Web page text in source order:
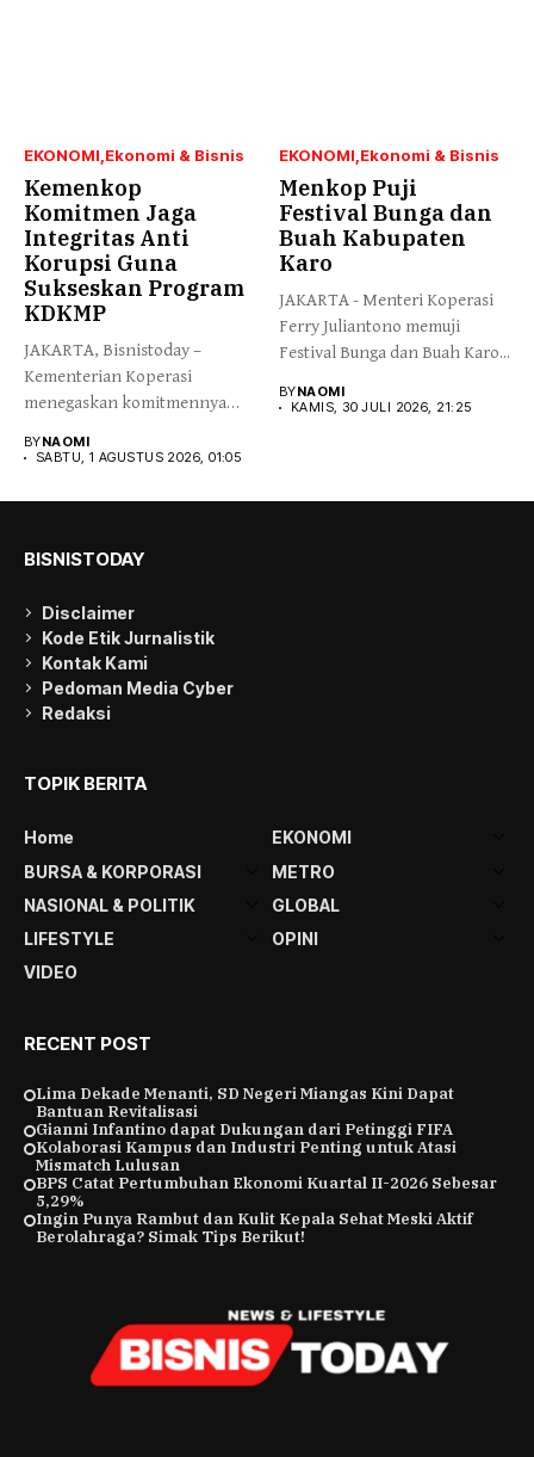
EKONOMI Ekonomi & Bisnis
Kemenkop
Komitmen Jaga
Integritas Anti
Korupsi Guna
Sukseskan Program
KDKMP
JAKARTA, Bisnistoday –
Kementerian Koperasi
menegaskan komitmennya
kepercayaan publik...
BYNAOMI
SABTU, 1 AGUSTUS 2026, 01:05
EKONOMI Ekonomi & Bisnis
Menkop Puji
Festival Bunga dan
Buah Kabupaten
Karo
JAKARTA - Menteri Koperasi
Ferry Juliantono memuji
Festival Bunga dan Buah Karo...
BYNAOMI
KAMIS, 30 JULI 2026, 21:25
BISNISTODAY
Disclaimer
Kode Etik Jurnalistik
Kontak Kami
Pedoman Media Cyber
Redaksi
TOPIK BERITA
Home
EKONOMI
BURSA & KORPORASI
METRO
NASIONAL & POLITIK
GLOBAL
LIFESTYLE
OPINI
VIDEO
RECENT POST
Lima Dekade Menanti, SD Negeri Miangas Kini Dapat
Bantuan Revitalisasi
Gianni Infantino dapat Dukungan dari Petinggi FIFA
Kolaborasi Kampus dan Industri Penting untuk Atasi
Mismatch Lulusan
BPS Catat Pertumbuhan Ekonomi Kuartal II-2026 Sebesar
5,29%
Ingin Punya Rambut dan Kulit Kepala Sehat Meski Aktif
Berolahraga? Simak Tips Berikut!